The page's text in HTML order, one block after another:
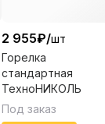
2 955₽/шт
Горелка
стандартная
ТехноНИКОЛЬ
Под заказ